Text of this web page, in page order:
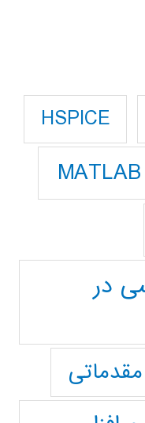
HSPICE
MATLAB
در